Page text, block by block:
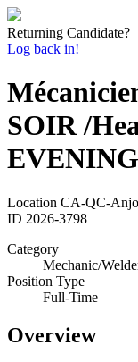
Returning Candidate?
Log back in!
SOIR /
EVENING
Location CA-QC-
ID 2026-3798
Category
Mechanic/
Position Type
Full-Time
Overview